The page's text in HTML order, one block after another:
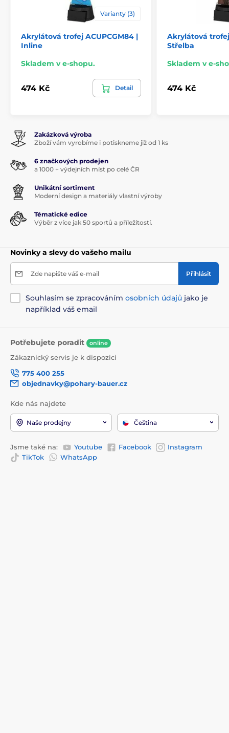
Varianty (3)
Akrylátová trofej ACUPCGM84 |
Inline
Skladem v e-shopu.
474 Kč Detail
Akrylátová trofej
Střelba
Skladem v e-
474 Kč
Zakázková výroba
Zboží vám vyrobíme i potiskneme již od 1 ks
6 značkových prodejen
a 1000 + výdejních míst po celé ČR
Unikátní sortiment
Moderní design a materiály vlastní výroby
Tématické edice
Výběr z více jak 50 sportů a příležitostí.
Novinky a slevy do vašeho mailu
Zde napište váš e-mail Přihlásit
Souhlasím se zpracováním osobních údajů jako je
například váš email
Potřebujete poradit online
Zákaznický servis je k dispozici
775 400 255
objednavky@pohary-bauer.cz
Kde nás najdete
Naše prodejny Čeština
Jsme také na: Youtube Facebook
Instagram
TikTok
WhatsApp